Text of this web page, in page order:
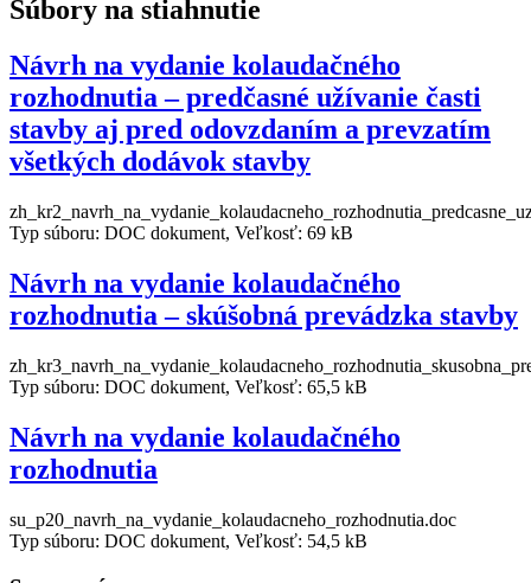
Súbory na stiahnutie
Návrh na vydanie kolaudačného
rozhodnutia – predčasné užívanie časti
stavby aj pred odovzdaním a prevzatím
všetkých dodávok stavby
Typ súboru: DOC dokument, Veľkosť: 69 kB
Návrh na vydanie kolaudačného
rozhodnutia – skúšobná prevádzka stavby
Typ súboru: DOC dokument, Veľkosť: 65,5 kB
Návrh na vydanie kolaudačného
rozhodnutia
su_p20_navrh_na_vydanie_kolaudacneho_rozhodnutia.doc
Typ súboru: DOC dokument, Veľkosť: 54,5 kB